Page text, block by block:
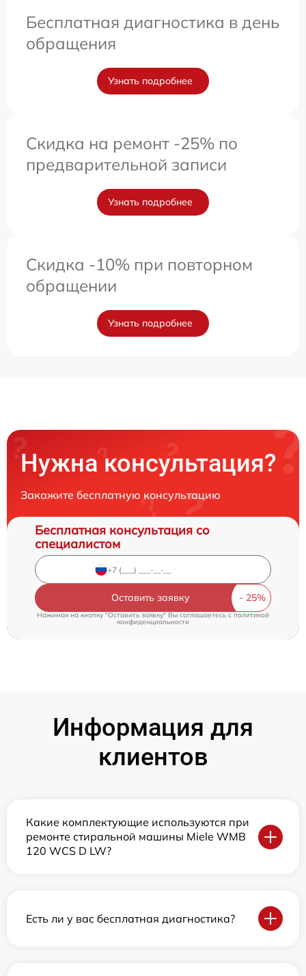
Бесплатная диагностика в день
обращения
Узнать подробнее
Скидка на ремонт -25% по
предварительной записи
Узнать подробнее
Скидка -10% при повторном
обращении
Узнать подробнее
Нужна консультация?
Закажите бесплатную консультацию
Бесплатная консультация со
специалистом
Оставить заявку
Нажимая на кнопку "Оставить заявку" Вы соглашаетесь cполитикой
конфиденциальности
Информация для
клиентов
Какие комплектующие используются при
ремонте стиральной машины Miele WMB
120 WCS D LW?
Есть ли у вас бесплатная диагностика?